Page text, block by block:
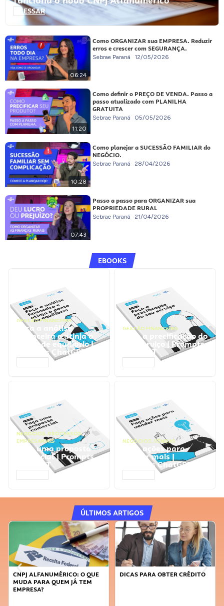
ACESSAR
06:24
Como ORGANIZAR sua EMPRESA. Reduzir
erros e crescer com SEGURANÇA.
Sebrae Paraná 12/05/2026
11:20
Como definir o PREÇO DE VENDA. Passo a
passo atualizado com PLANILHA
GRATUITA
Sebrae Paraná 05/05/2026
10:28
Como planejar a SUCESSÃO FAMILIAR do
NEGÓCIO.
Sebrae Paraná 28/04/2026
07:43
Passo a passo para ORGANIZAR sua
PROPRIEDADE RURAL
Sebrae Paraná 21/04/2026
EBOOKS
GESTÃO FINANCEIRA
Faça a análise
financeira e atinja o
ponto de equilíbrio |
Prompts ChatGPT
GESTÃO FINANCEIRA
Faça a precificação do
seu serviço | Prompts
ChatGPT
NEGÓCIOS, PROCESSOS
EMPRESARIAIS
Faça uma proposta
comercial | Prompts
ChatGPT
NEGÓCIOS, VENDAS
Faça ações para
vender mais |
Prompts ChatGPT
ÚLTIMOS ARTIGOS
DICAS PARA OBTER CRÉDITO
FAÇA A DIFERENÇA: SEJA